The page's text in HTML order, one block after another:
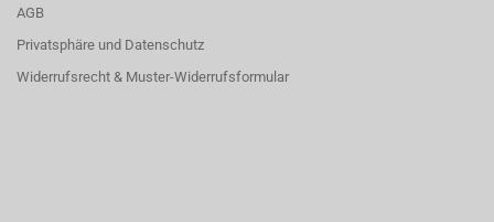
AGB
Privatsphäre und Datenschutz
Widerrufsrecht & Muster-Widerrufsformular